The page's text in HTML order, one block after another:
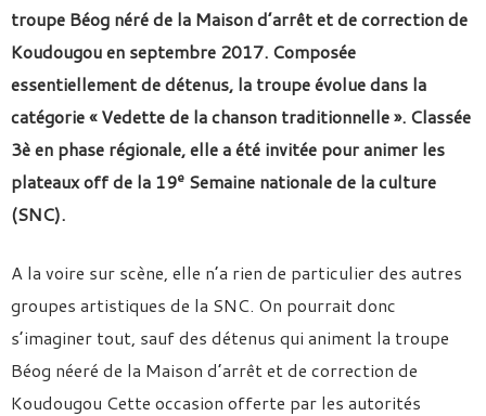
troupe Béog néré de la Maison d’arrêt et de correction de
Koudougou en septembre 2017. Composée
essentiellement de détenus, la troupe évolue dans la
catégorie « Vedette de la chanson traditionnelle ». Classée
3è en phase régionale, elle a été invitée pour animer les
plateaux off de la 19e Semaine nationale de la culture
(SNC).
A la voire sur scène, elle n’a rien de particulier des autres
groupes artistiques de la SNC. On pourrait donc
s’imaginer tout, sauf des détenus qui animent la troupe
Béog néeré de la Maison d’arrêt et de correction de
Koudougou Cette occasion offerte par les autorités